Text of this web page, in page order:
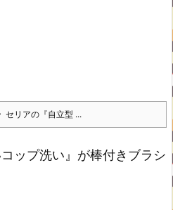
セリアの『自立型 ...
ップ洗い』が棒付きブラシ